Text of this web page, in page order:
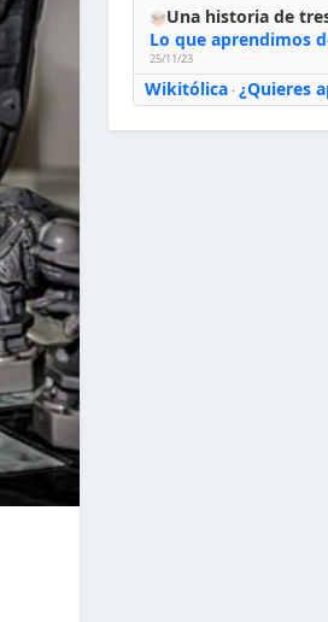
Una historia de
25/11/23
Wikitólica· ¿Quieres